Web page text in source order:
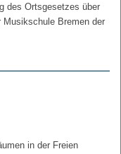
des Ortsgesetzes über
Musikschule Bremen der
in der Freien